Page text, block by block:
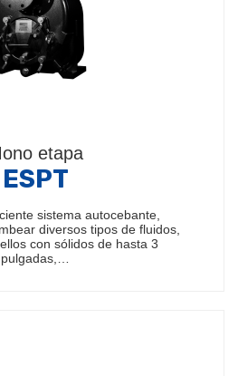
etapa
ESPT
sistema autocebante,
diversos tipos de fluidos,
con sólidos de hasta 3
pulgadas,…